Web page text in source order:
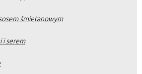
śmietanowym
i serem